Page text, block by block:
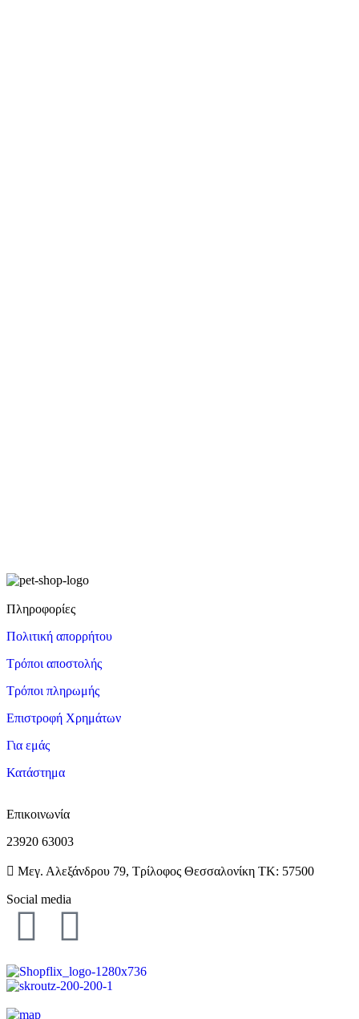
Πληροφορίες
Πολιτική απορρήτου
Τρόποι αποστολής
Τρόποι πληρωμής
Επιστροφή Χρημάτων
Για εμάς
Κατάστημα
Επικοινωνία
23920 63003
Μεγ. Αλεξάνδρου 79, Τρίλοφος Θεσσαλονίκη ΤΚ: 57500
Social media